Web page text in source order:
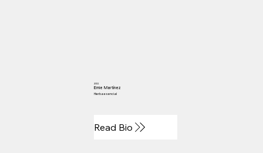
2011
Ernie Martínez
Hierba esencial
Read Bio